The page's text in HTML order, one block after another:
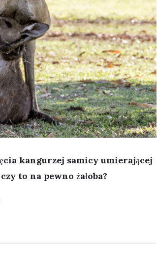
kangurzej samicy umierającej
to na pewno żałoba?